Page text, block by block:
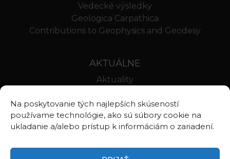
Na poskytovanie tých najlepších skúseností
používame technológie, ako sú súbory cookie na
ukladanie a/alebo prístup k informáciám o zariadení.
Vedecké výsledky
Geologica Carpathica
Contributions to Geophysics and Geodesy
AKTUÁLNE
Aktuality
Stravovanie SAV
Webmail BA
Webmail BB